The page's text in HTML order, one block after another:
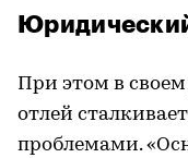
При этом в
отлей
проблемами.